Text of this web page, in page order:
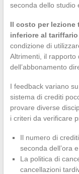
seconda dello studio
Il costo per lezione
inferiore al
condizione di
Altrimenti, il rapporto
dell’abbonamento
I feedback variano
sistema di crediti
provare diverse
i criteri da verificare
Il numero di
seconda dell’ora
La politica di
cancellazioni